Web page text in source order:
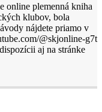
online plemenná kniha
klubov, bola
nájdete priamo v
@skjonline-g7t
aj na stránke